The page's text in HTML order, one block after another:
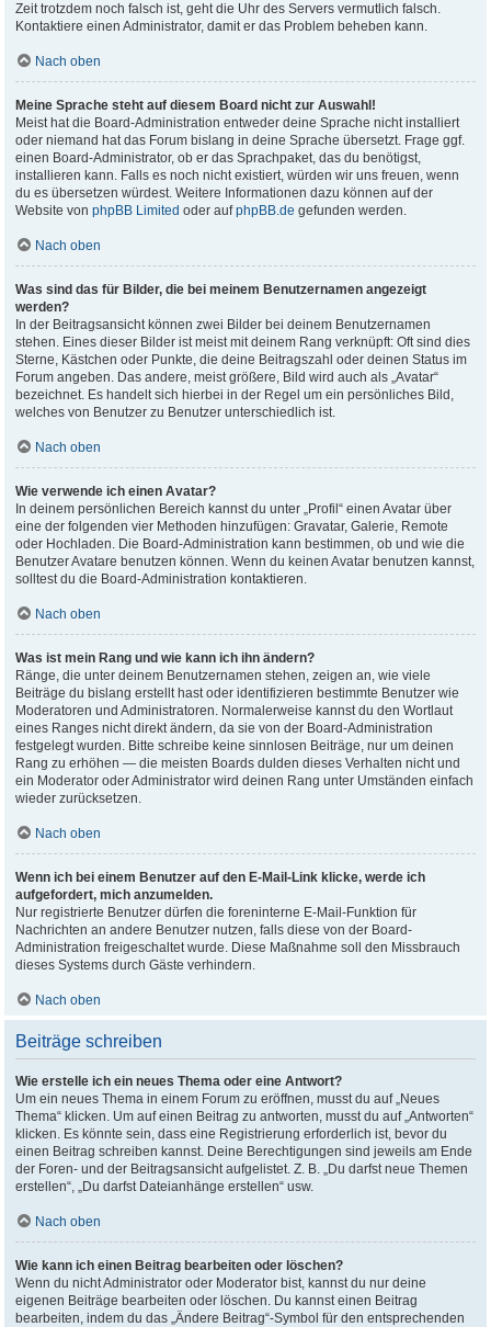
Zeit trotzdem noch falsch ist, geht die Uhr des Servers vermutlich falsch.
Kontaktiere einen Administrator, damit er das Problem beheben kann.
Nach oben
Meine Sprache steht auf diesem Board nicht zur Auswahl!
Meist hat die Board-Administration entweder deine Sprache nicht installiert
oder niemand hat das Forum bislang in deine Sprache übersetzt. Frage ggf.
einen Board-Administrator, ob er das Sprachpaket, das du benötigst,
installieren kann. Falls es noch nicht existiert, würden wir uns freuen, wenn
du es übersetzen würdest. Weitere Informationen dazu können auf der
Website vonphpBB Limited oder aufphpBB.de gefunden werden.
Nach oben
Was sind das für Bilder, die bei meinem Benutzernamen angezeigt
werden?
In der Beitragsansicht können zwei Bilder bei deinem Benutzernamen
stehen. Eines dieser Bilder ist meist mit deinem Rang verknüpft: Oft sind dies
Sterne, Kästchen oder Punkte, die deine Beitragszahl oder deinen Status im
Forum angeben. Das andere, meist größere, Bild wird auch als „Avatar“
bezeichnet. Es handelt sich hierbei in der Regel um ein persönliches Bild,
welches von Benutzer zu Benutzer unterschiedlich ist.
Nach oben
Wie verwende ich einen Avatar?
In deinem persönlichen Bereich kannst du unter „Profil“ einen Avatar über
eine der folgenden vier Methoden hinzufügen: Gravatar, Galerie, Remote
oder Hochladen. Die Board-Administration kann bestimmen, ob und wie die
Benutzer Avatare benutzen können. Wenn du keinen Avatar benutzen kannst,
solltest du die Board-Administration kontaktieren.
Nach oben
Was ist mein Rang und wie kann ich ihn ändern?
Ränge, die unter deinem Benutzernamen stehen, zeigen an, wie viele
Beiträge du bislang erstellt hast oder identifizieren bestimmte Benutzer wie
Moderatoren und Administratoren. Normalerweise kannst du den Wortlaut
eines Ranges nicht direkt ändern, da sie von der Board-Administration
festgelegt wurden. Bitte schreibe keine sinnlosen Beiträge, nur um deinen
Rang zu erhöhen — die meisten Boards dulden dieses Verhalten nicht und
ein Moderator oder Administrator wird deinen Rang unter Umständen einfach
wieder zurücksetzen.
Nach oben
Wenn ich bei einem Benutzer auf den E-Mail-Link klicke, werde ich
aufgefordert, mich anzumelden.
Nur registrierte Benutzer dürfen die foreninterne E-Mail-Funktion für
Nachrichten an andere Benutzer nutzen, falls diese von der Board-
Administration freigeschaltet wurde. Diese Maßnahme soll den Missbrauch
dieses Systems durch Gäste verhindern.
Nach oben
Beiträge schreiben
Wie erstelle ich ein neues Thema oder eine Antwort?
Um ein neues Thema in einem Forum zu eröffnen, musst du auf „Neues
Thema“ klicken. Um auf einen Beitrag zu antworten, musst du auf „Antworten“
klicken. Es könnte sein, dass eine Registrierung erforderlich ist, bevor du
einen Beitrag schreiben kannst. Deine Berechtigungen sind jeweils am Ende
der Foren- und der Beitragsansicht aufgelistet. Z. B. „Du darfst neue Themen
erstellen“, „Du darfst Dateianhänge erstellen“ usw.
Nach oben
Wie kann ich einen Beitrag bearbeiten oder löschen?
Wenn du nicht Administrator oder Moderator bist, kannst du nur deine
eigenen Beiträge bearbeiten oder löschen. Du kannst einen Beitrag
bearbeiten, indem du das „Ändere Beitrag“-Symbol für den entsprechenden